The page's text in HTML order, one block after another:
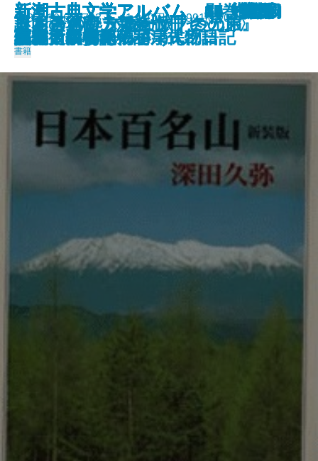
新潮古典文学アルバム 別巻 ユ
ーカラ・おもろさうし
新潮古典文学アルバム 15 能・
狂言・風姿花伝
こころの処方箋
新潮古典文学アルバム 22 歌舞
伎
新潮古典文学アルバム 6 蜻蛉日
記・更級日記・和泉式部日記
新潮古典文学アルバム 19 近松
門左衛門
新潮古典文学アルバム 24 江戸
戯作
新潮古典文学アルバム 16 お伽
草子・伊曾保物語
人間の運命 〈全七冊セット〉
新潮古典文学アルバム 3 竹取物
語・大和物語・宇津保物語
978-4-10-620703-7 1,430円 1991/08/09
書籍
日本百名山 新装版
新潮古典文学アルバム 20 上田
秋成
謎とき『カラマーゾフの兄弟』
新潮古典文学アルバム 4 古今和
歌集
きらきらひかる
新潮古典文学アルバム 17 井原
西鶴
新潮古典文学アルバム 23 滝沢
馬琴
新潮古典文学アルバム 21 与謝
蕪村・小林一茶
センチメンタルな旅・冬の旅
新潮古典文学アルバム 1 古事
記・日本書紀